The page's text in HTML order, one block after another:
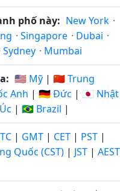
phố này: New York ·
· Singapore · Dubai ·
Sydney · Mumbai
🇺🇸 Mỹ | 🇨🇳 Trung
Anh | 🇩🇪 Đức | 🇯🇵 Nhật
| 🇧🇷 Brazil |
| GMT | CET | PST |
Quốc (CST) | JST | AEST